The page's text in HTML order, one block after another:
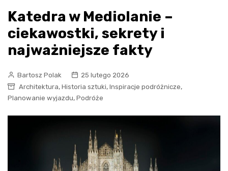
Katedra w Mediolanie –
ciekawostki, sekrety i
najważniejsze fakty
Bartosz Polak
25 lutego 2026
Architektura, Historia sztuki, Inspiracje podróżnicze,
Planowanie wyjazdu, Podróże